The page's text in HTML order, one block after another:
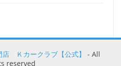
店 Ｋカークラブ【公式】
- All
reserved